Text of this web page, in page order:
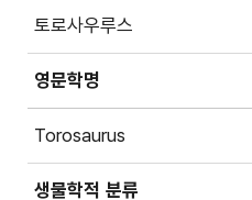
토로사우루스
영문학명
Torosaurus
생물학적 분류